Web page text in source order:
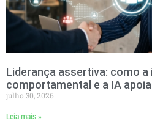
Liderança assertiva: como a
comportamental e a IA
julho 30, 2026
Leia mais »